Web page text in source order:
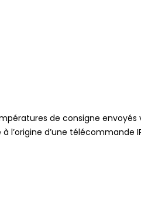
de consigne envoyés
d’une télécommande